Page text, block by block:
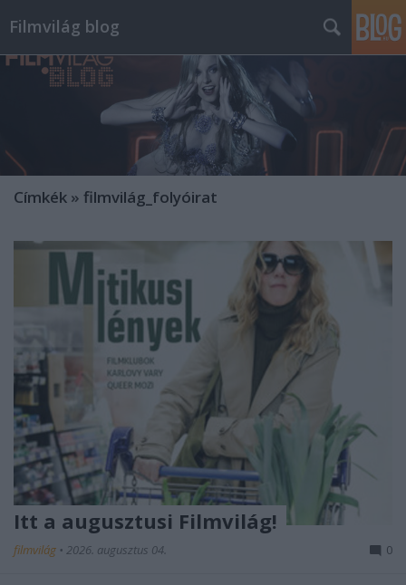
Filmvilág blog
Címkék » filmvilág_folyóirat
Itt a augusztusi Filmvilág!
filmvilág • 2026. augusztus 04. 0